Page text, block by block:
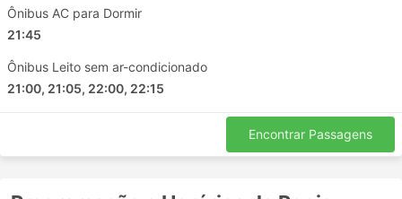
Ônibus AC para Dormir
21:45
Ônibus Leito sem ar-condicionado
21:00, 21:05, 22:00, 22:15
Encontrar Passagens